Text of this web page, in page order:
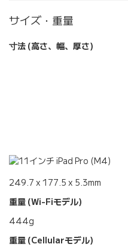
サイズ・重量
寸法 (高さ、幅、厚さ)
249.7 x 177.5 x 5.3mm
重量 (Wi-Fiモデル)
444g
重量 (Cellularモデル)